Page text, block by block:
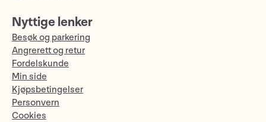
Nyttige lenker
Besøk og parkering
Angrerett og retur
Fordelskunde
Min side
Kjøpsbetingelser
Personvern
Cookies